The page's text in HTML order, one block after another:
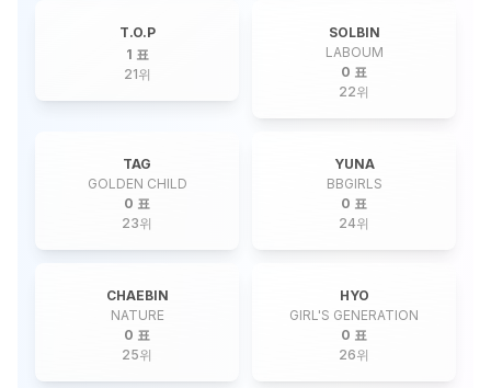
T.O.P
1 표
21위
SOLBIN
LABOUM
0 표
22위
TAG
GOLDEN CHILD
0 표
23위
YUNA
BBGIRLS
0 표
24위
CHAEBIN
NATURE
0 표
25위
HYO
GIRL'S GENERATION
0 표
26위